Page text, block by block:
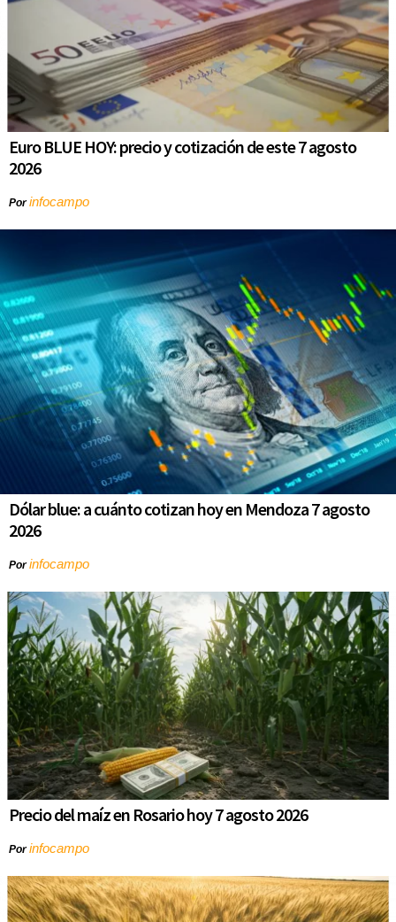
Euro BLUE HOY: precio y cotización de este 7 agosto
2026
Porinfocampo
Dólar blue: a cuánto cotizan hoy en Mendoza 7 agosto
2026
Porinfocampo
Precio del maíz en Rosario hoy 7 agosto 2026
Porinfocampo